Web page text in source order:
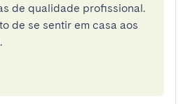
de qualidade profissional.
de se sentir em casa aos